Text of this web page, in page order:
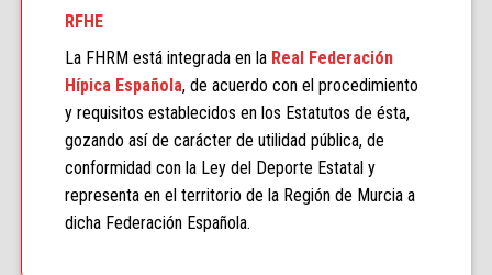
RFHE
La FHRM está integrada en la Real Federación
Hípica Española, de acuerdo con el procedimiento
y requisitos establecidos en los Estatutos de ésta,
gozando así de carácter de utilidad pública, de
conformidad con la Ley del Deporte Estatal y
representa en el territorio de la Región de Murcia a
dicha Federación Española.